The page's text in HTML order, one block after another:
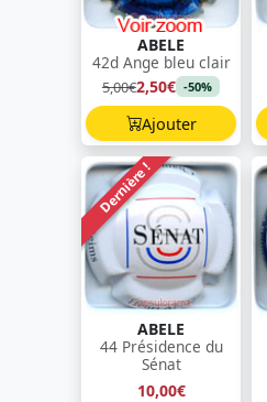
ABELE
42d Ange bleu clair
5,00€2,50€ -50%
Ajouter
Dernière !
ABELE
44 Présidence du
Sénat
10,00€